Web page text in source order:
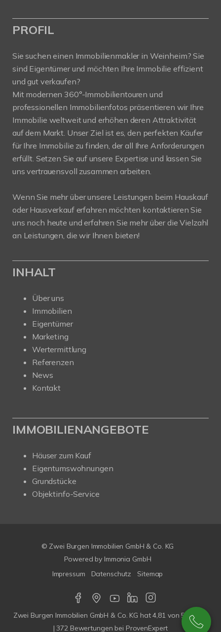
PROFIL
Sie suchen einen Immobilienmakler in Weinheim? Sie
sind Eigentümer und möchten Ihre Immobilie effizient
und gut verkaufen?
Mit modernen 360°-Immobilientouren und
professionellen Immobilienfotos präsentieren wir Ihre
Immobilie weltweit und erhöhen deren Attraktivität
auf dem Markt. Unser Ziel ist es, den perfekten Käufer
für Ihre Immobilie zu finden, der all Ihre Anforderungen
erfüllt. Setzen Sie auf unsere Expertise und lassen Sie
uns vertrauensvoll zusammen arbeiten.
Wenn Sie mehr über unsere Leistungen beim Hauskauf
oder Hausverkauf erfahren möchten kontaktieren Sie
uns noch heute und erfahren Sie mehr über die Vielzahl
an Leistungen, die wir Ihnen bieten!
INHALT
Über uns
Immobilien
Eigentümer
Marketing
Wertermittlung
Referenzen
News
Kontakt
IMMOBILIENANGEBOTE
Häuser zum Kauf
Eigentumswohnungen
Grundstücke
Objektinfo-Service
© Zwei Burgen Immobilien GmbH & Co. KG
Powered by Immonia GmbH
Impressum
Datenschutz Sitemap
Zwei Burgen Immobilien GmbH & Co. KG hat4,81 von5Sterne
|372 Bewertungen bei ProvenExpert